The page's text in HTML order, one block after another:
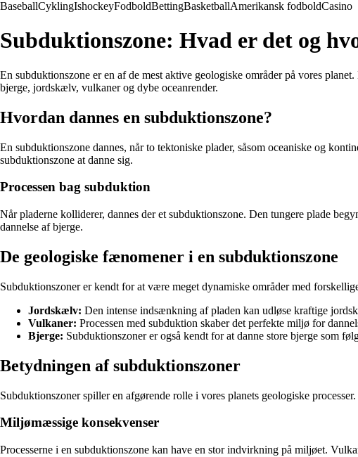
BaseballCyklingIshockeyFodboldBettingBasketballAmerikansk fodboldCasino
Subduktionszone: Hvad er det og
En subduktionszone er en af de mest aktive geologiske områder på vores
bjerge, jordskælv, vulkaner og dybe oceanrender.
Hvordan dannes en subduktionszone?
En subduktionszone dannes, når to tektoniske plader, såsom oceaniske og
subduktionszone at danne sig.
Processen bag subduktion
Når pladerne kolliderer, dannes der et subduktionszone. Den tungere plade
dannelse af bjerge.
De geologiske fænomener i en subduktionszone
Subduktionszoner er kendt for at være meget dynamiske områder med
Jordskælv: Den intense indsænkning af pladen kan udløse kraftige
Vulkaner: Processen med subduktion skaber det perfekte miljø for
Bjerge: Subduktionszoner er også kendt for at danne store bjerge som
Betydningen af subduktionszoner
Subduktionszoner spiller en afgørende rolle i vores planets geologiske
Miljømæssige konsekvenser
Processerne i en subduktionszone kan have en stor indvirkning på miljøet.